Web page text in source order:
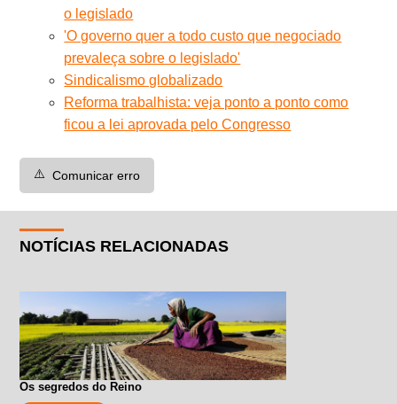
o legislado
'O governo quer a todo custo que negociado
prevaleça sobre o legislado'
Sindicalismo globalizado
Reforma trabalhista: veja ponto a ponto como
ficou a lei aprovada pelo Congresso
⚠️ Comunicar erro
NOTÍCIAS RELACIONADAS
Os segredos do Reino